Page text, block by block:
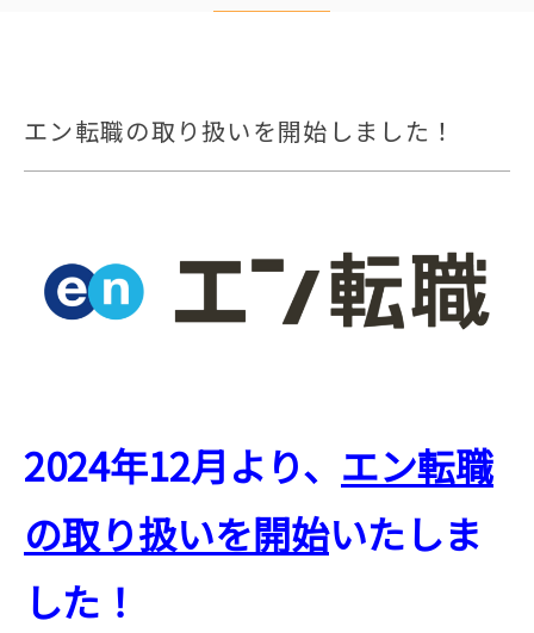
エン転職の取り扱いを開始しました！
2024年12月より、 エン転職
の取り扱いを開始いたしま
した！